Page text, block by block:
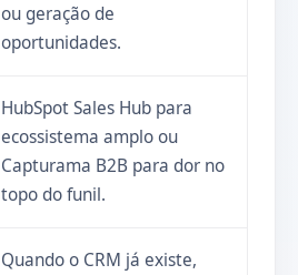
ou geração de
oportunidades.
HubSpot Sales Hub para
ecossistema amplo ou
Capturama B2B para dor no
topo do funil.
Quando o CRM já existe,